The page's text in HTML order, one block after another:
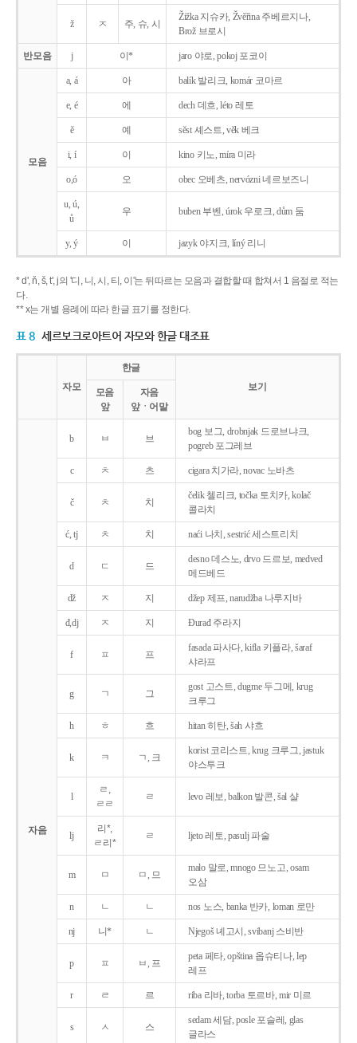
ž ㅈ 주, 슈, 시
Žižka 지슈카, Žvěřina 주베르지나,
Brož 브로시
반모음 j 이* jaro 야로, pokoj 포코이
모음
a, á 아 balík 발리크, komár 코마르
e, é 에 dech 데흐, léto 레토
ě 예 sěst 셰스트, věk 베크
i, í 이 kino 키노, míra 미라
o,ó 오 obec 오베츠, nervózni 네르보즈니
u, ú,
ů
우 buben 부벤, úrok 우로크, dům 둠
y, ý 이 jazyk야지크, líný 리니
* d', ň, š, t', j의 '디, 니, 시, 티, 이'는 뒤따르는 모음과 결합할 때 합쳐서 1 음절로 적는
다.
** x는 개별 용례에 따라 한글 표기를 정한다.
표 8 세르보크로아트어 자모와 한글 대조표
자모
한글
보기
모음
앞
자음
앞ㆍ어말
자음
b ㅂ 브
bog 보그, drobnjak 드로브냐크,
pogreb 포그레브
c ㅊ 츠 cigara 치가라, novac 노바츠
č ㅊ 치
čelik 첼리크, točka 토치카, kolač
콜라치
ć, tj ㅊ 치 naći 나치, sestrić 세스트리치
d ㄷ 드
desno 데스노, drvo 드르보, medved
메드베드
dž ㅈ 지 džep 제프, narudžba 나루지바
đ,dj ㅈ 지 Ðurađ 주라지
f ㅍ 프
fasada 파사다, kifla 키플라, šaraf
샤라프
g ㄱ 그
gost 고스트, dugme 두그메, krug
크루그
h ㅎ 흐 hitan 히탄, šah 샤흐
k ㅋ ㄱ, 크
korist 코리스트, krug 크루그, jastuk
야스투크
l
ㄹ,
ㄹㄹ
ㄹ levo 레보, balkon 발콘, šal 샬
lj
리*,
ㄹ리*
ㄹ ljeto 레토, pasulj 파술
m ㅁ ㅁ, 므
malo 말로, mnogo 므노고, osam
오삼
n ㄴ ㄴ nos 노스, banka 반카, loman 로만
nj 니* ㄴ Njegoš 녜고시, svibanj 스비반
p ㅍ ㅂ, 프
peta 페타, opština 옵슈티나, lep
레프
r ㄹ 르 riba 리바, torba 토르바, mir 미르
s ㅅ 스
sedam 세담, posle 포슬레, glas
글라스